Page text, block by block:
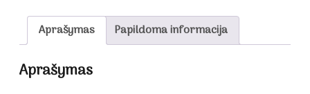
Aprašymas Papildoma informacija
Aprašymas